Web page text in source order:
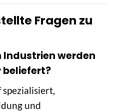
Fragen zu
Industrien werden
beliefert?
und